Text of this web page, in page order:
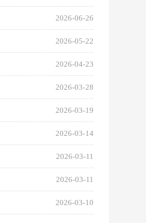
2026-06-26
2026-05-22
2026-04-23
2026-03-28
2026-03-19
2026-03-14
2026-03-11
2026-03-11
2026-03-10